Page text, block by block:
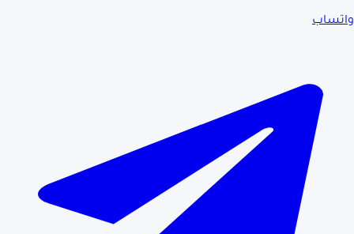
واتساب